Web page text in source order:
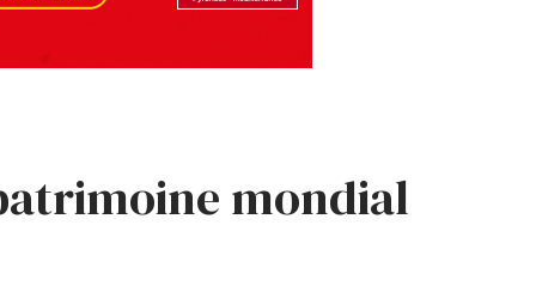
mondial